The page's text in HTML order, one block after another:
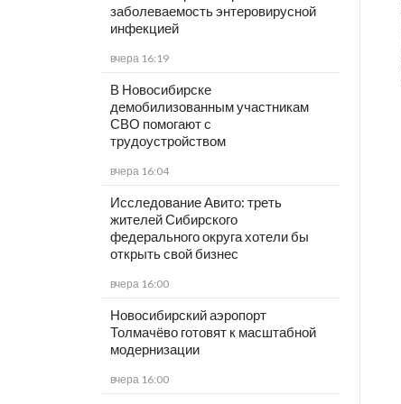
заболеваемость энтеровирусной
инфекцией
вчера 16:19
В Новосибирске
демобилизованным участникам
СВО помогают с
трудоустройством
вчера 16:04
Исследование Авито: треть
жителей Сибирского
федерального округа хотели бы
открыть свой бизнес
вчера 16:00
Новосибирский аэропорт
Толмачёво готовят к масштабной
модернизации
вчера 16:00